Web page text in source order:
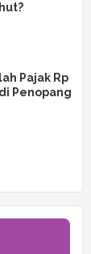
Pajak Rp
Penopang